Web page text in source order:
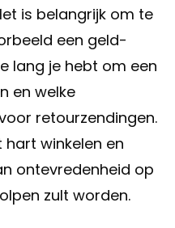
is belangrijk om te
een geld-
lang je hebt om een
en welke
retourzendingen.
hart winkelen en
ontevredenheid op
zult worden.